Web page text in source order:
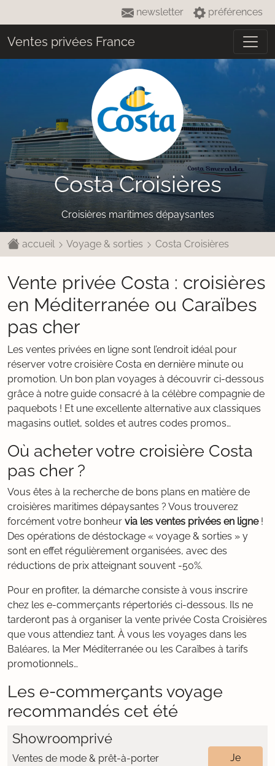
newsletter préférences
Ventes privées France
Costa Croisières
Croisières maritimes dépaysantes
accueil Voyage & sorties Costa Croisières
Vente privée Costa : croisières
en Méditerranée ou Caraïbes
pas cher
Les ventes privées en ligne sont l’endroit idéal pour
réserver votre croisière Costa en dernière minute ou
promotion. Un bon plan voyages à découvrir ci-dessous
grâce à notre guide consacré à la célèbre compagnie de
paquebots ! Et une excellente alternative aux classiques
magasins outlet, soldes et autres codes promos…
Où acheter votre croisière Costa
pas cher ?
Vous êtes à la recherche de bons plans en matière de
croisières maritimes dépaysantes ? Vous trouverez
forcément votre bonheur via les ventes privées en ligne!
Des opérations de déstockage « voyage & sorties » y
sont en effet régulièrement organisées, avec des
réductions de prix atteignant souvent -50%.
Pour en profiter, la démarche consiste à vous inscrire
chez les e-commerçants répertoriés ci-dessous. Ils ne
tarderont pas à organiser la vente privée Costa Croisières
que vous attendiez tant. À vous les voyages dans les
Baléares, la Mer Méditerranée ou les Caraïbes à tarifs
promotionnels…
Les e-commerçants voyage
recommandés cet été
Showroomprivé
Ventes de mode & prêt-à-porter
Je